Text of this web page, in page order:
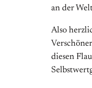
an der
Also
diesen